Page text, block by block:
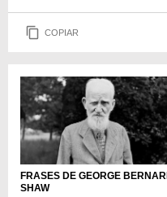
COPIAR
FRASES DE GEORGE
SHAW